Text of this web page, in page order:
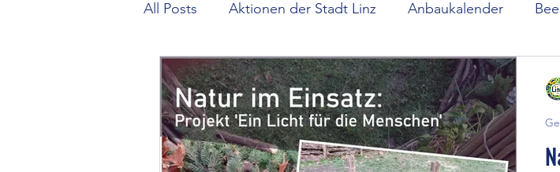
All Posts Aktionen der Stadt Linz Anbaukalender
Community Garden Pulvermühlpark EINFACH gärtnern
Essbare Wildpflanzen in der Stadt Ewige Gemüse